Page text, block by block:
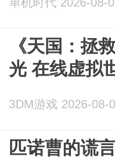
《天国：拯
光 在线虚拟
3DM游戏 2026-08-
匹诺曹的谎